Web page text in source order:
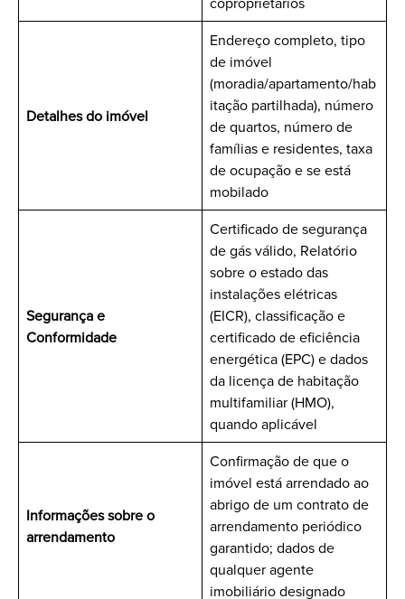
Detalhes do imóvel
Endereço completo, tipo
de imóvel
(moradia/apartamento/hab
itação partilhada), número
de quartos, número de
famílias e residentes, taxa
de ocupação e se está
mobilado
Segurança e
Conformidade
Certificado de segurança
de gás válido, Relatório
sobre o estado das
instalações elétricas
(EICR), classificação e
certificado de eficiência
energética (EPC) e dados
da licença de habitação
multifamiliar (HMO),
quando aplicável
Informações sobre o
arrendamento
Confirmação de que o
imóvel está arrendado ao
abrigo de um contrato de
arrendamento periódico
garantido; dados de
qualquer agente
imobiliário designado